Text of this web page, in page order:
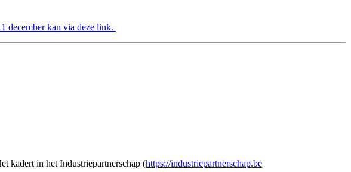
december kan via deze link.
kadert in het Industriepartnerschap (https://industriepartnerschap.be